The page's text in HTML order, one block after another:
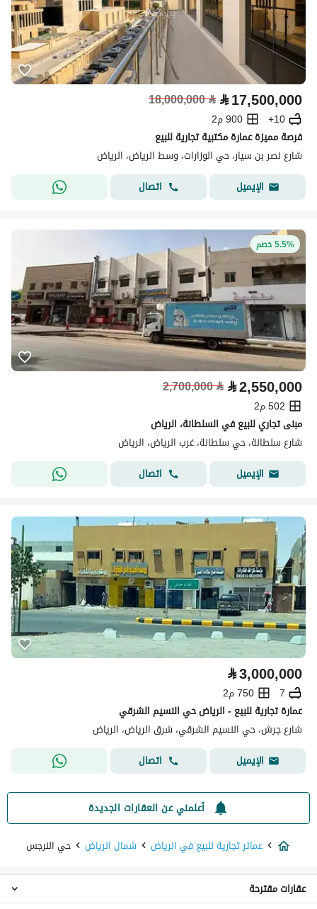
⃁17,500,000
⃁
18,000,000
10+
900 م2
فرصة مميزة عمارة مكتبية تجارية للبيع
شارع نصر بن سيار، حي الوزارات، وسط الرياض، الرياض
الإيميل
اتصال
5.5% خصم
⃁2,550,000
⃁
2,700,000
502 م2
مبنى تجاري للبيع في السلطانة، الرياض
شارع سلطانة، حي سلطانة، غرب الرياض، الرياض
الإيميل
اتصال
⃁3,000,000
7
750 م2
عمارة تجارية للبيع - الرياض حي النسيم الشرقي
شارع جرش، حي النسيم الشرقي، شرق الرياض، الرياض
الإيميل
اتصال
أعلمني عن العقارات الجديدة
عمائر تجارية للبيع في الرياض
شمال الرياض حي النرجس
عقارات مقترحة